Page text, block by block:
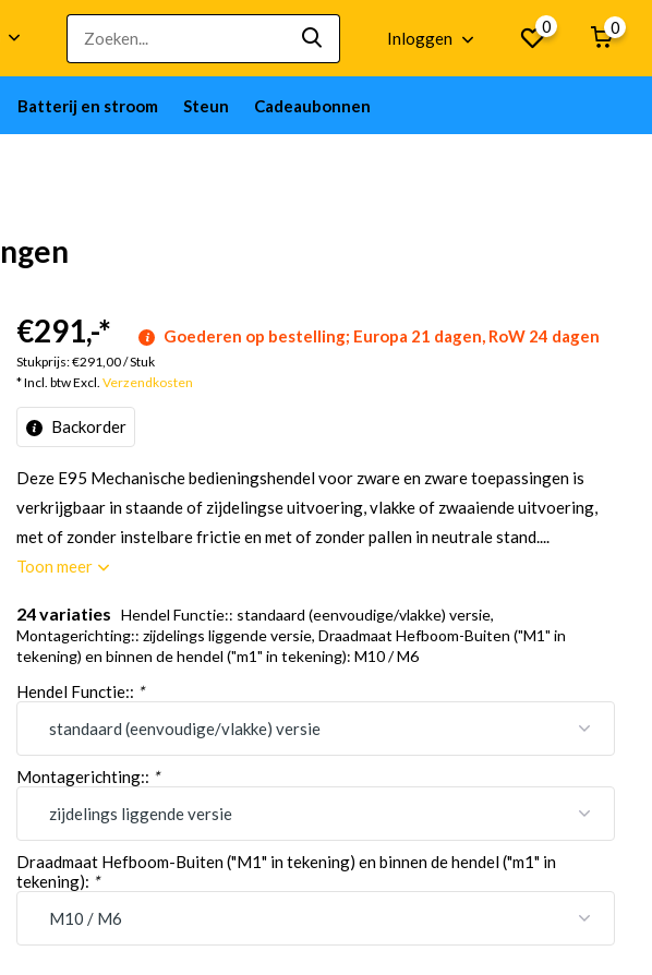
Inloggen
0 0
Batterij en stroom Steun Cadeaubonnen
€291,-* Goederen op bestelling; Europa 21 dagen, RoW 24 dagen
Stukprijs:€291,00/Stuk
* Incl. btw Excl.Verzendkosten
Backorder
Deze E95 Mechanische bedieningshendel voor zware en zware toepassingen is
verkrijgbaar in staande of zijdelingse uitvoering, vlakke of zwaaiende uitvoering,
met of zonder instelbare frictie en met of zonder pallen in neutrale stand....
Toon meer
24 variaties
Hendel Functie:: standaard (eenvoudige/vlakke) versie,
Montagerichting:: zijdelings liggende versie, Draadmaat Hefboom-Buiten ("M1" in
tekening) en binnen de hendel ("m1" in tekening): M10 / M6
Hendel Functie:: *
Montagerichting:: *
Draadmaat Hefboom-Buiten ("M1" in tekening) en binnen de hendel ("m1" in
tekening): *